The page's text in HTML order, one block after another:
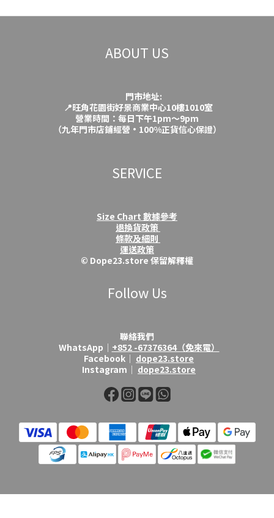
ABOUT US
門市地址:
📍旺角花園街好景商業中心10樓1010室
營業時間：每日下午1pm～9pm
（九年門市店鋪經營·100%正貨信心保證）
SERVICE
Size Chart 數據參考
退換貨政策
條款及細則
運送政策
© Dope23.store 保留解釋權
Follow Us
聯絡我們
WhatsApp│ +852 -67376364（免來電）
Facebook│ dope23.store
Instagram│ dope23.store